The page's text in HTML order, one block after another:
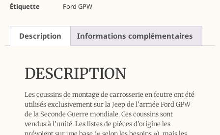
Étiquette
Ford GPW
Description Informations complémentaires
DESCRIPTION
Les coussins de montage de carrosserie en feutre ont été
utilisés exclusivement sur la Jeep de l’armée Ford GPW
de la Seconde Guerre mondiale. Ces coussins sont
vendus à l’unité. Les listes de pièces d’origine les